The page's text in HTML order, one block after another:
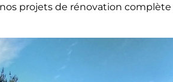
projets de rénovation